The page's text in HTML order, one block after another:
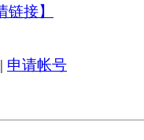
链接】
| 申请帐号